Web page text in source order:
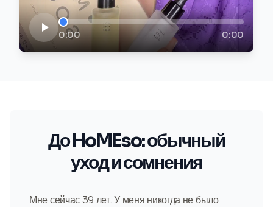
0:00 0:00
До HoMEso: обычный
уход и сомнения
Мне сейчас 39 лет. У меня никогда не было